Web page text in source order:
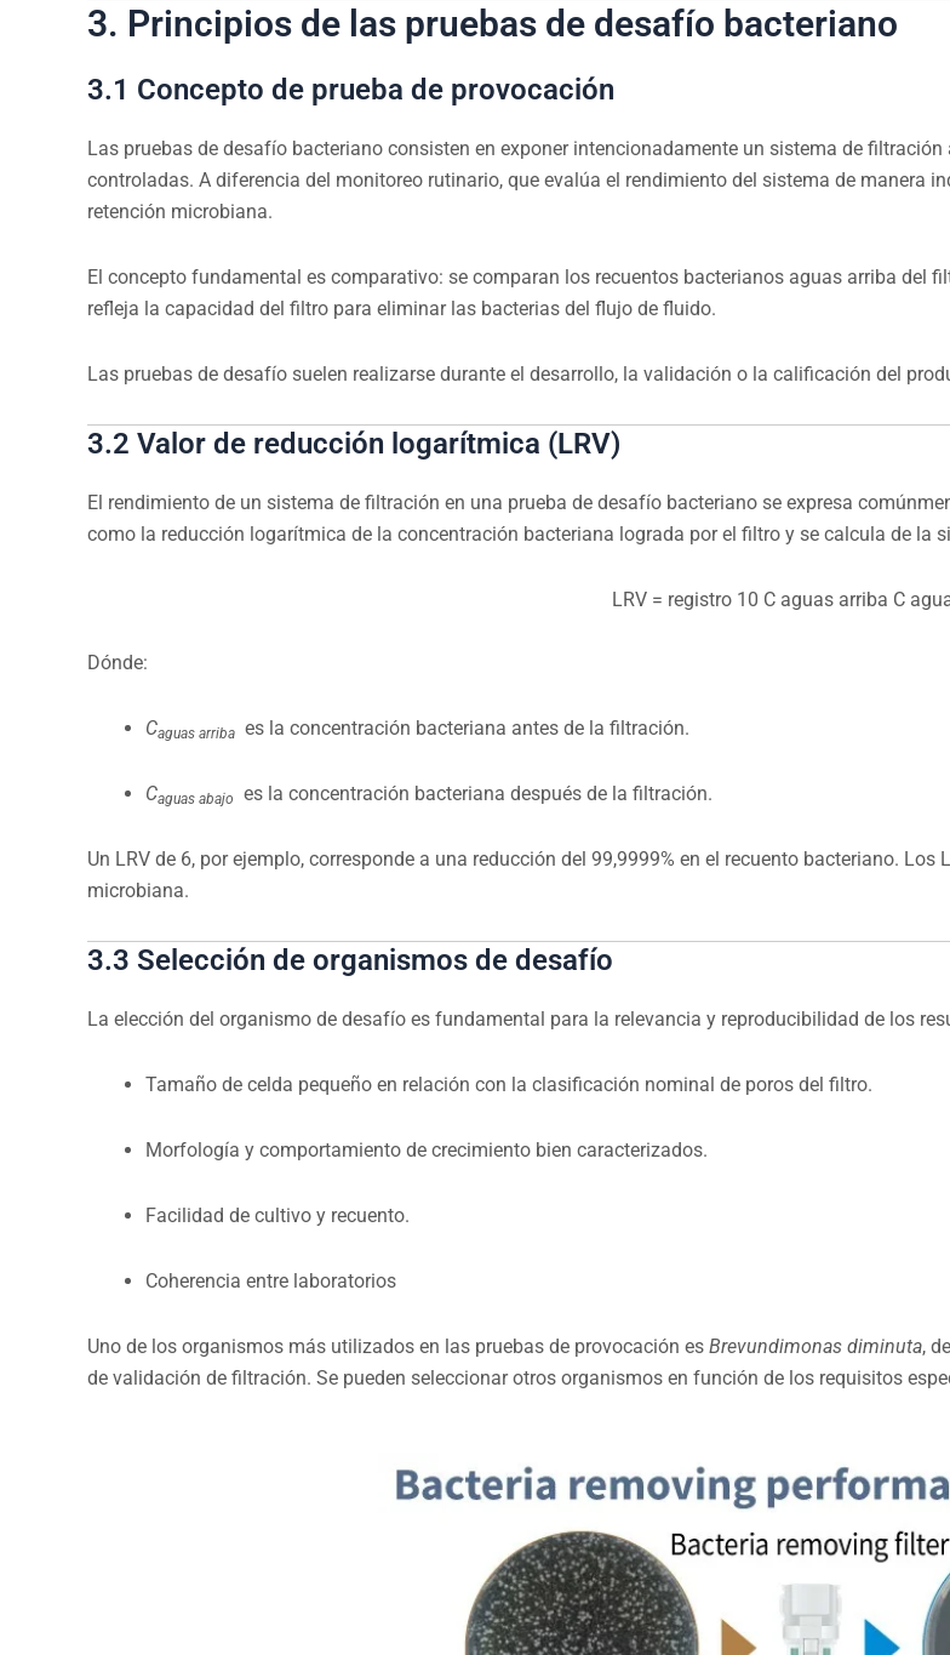
3. Principios de las pruebas de desafío bacteriano
3.1 Concepto de prueba de provocación
Las pruebas de desafío bacteriano consisten en exponer intencionadamente un sistema de
controladas. A diferencia del monitoreo rutinario, que evalúa el rendimiento del sistema de manera
retención microbiana.
El concepto fundamental es comparativo: se comparan los recuentos bacterianos aguas arriba del
refleja la capacidad del filtro para eliminar las bacterias del flujo de fluido.
Las pruebas de desafío suelen realizarse durante el desarrollo, la validación o la calificación del
3.2 Valor de reducción logarítmica (LRV)
El rendimiento de un sistema de filtración en una prueba de desafío bacteriano se expresa
como la reducción logarítmica de la concentración bacteriana lograda por el filtro y se calcula de la
LRV = registro 10 C aguas arriba C
Dónde:
Caguas arriba es la concentración bacteriana antes de la filtración.
Caguas abajo es la concentración bacteriana después de la filtración.
Un LRV de 6, por ejemplo, corresponde a una reducción del 99,9999% en el recuento bacteriano.
microbiana.
3.3 Selección de organismos de desafío
La elección del organismo de desafío es fundamental para la relevancia y reproducibilidad de los
Tamaño de celda pequeño en relación con la clasificación nominal de poros del filtro.
Morfología y comportamiento de crecimiento bien caracterizados.
Facilidad de cultivo y recuento.
Coherencia entre laboratorios
Uno de los organismos más utilizados en las pruebas de provocación es Brevundimonas diminuta,
de validación de filtración. Se pueden seleccionar otros organismos en función de los requisitos